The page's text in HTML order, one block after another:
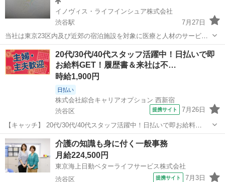
イノヴィス・ライフインシュア株式会社
渋谷駅
7月27日
当社は東京23区内及び近郊の宿泊施設を対象に医療と人材のサービス
を行っております。 シティホテル、ラグジュアリーホテル、アパート
メントホテル、ビジネスホテルに医師が駆け付ける医療サービスの一
次受付や人材サービスでは夜間にナ...
東京 渋谷区 渋谷駅 電話対応 シティホテル
20代/30代/40代スタッフ活躍中！日払いで即
お給料GET！履歴書＆来社は不…
時給1,900円
日払い
株式会社綜合キャリアオプション 西新宿
渋谷区
提携サイト 7月26日
【キャッチ】 20代/30代/40代スタッフ活躍中！日払いで即お給料
GET！履歴書＆来社は不要！自宅で完結WEB応募！高時給1900円～
2000円！データ入力/資料作成！渋谷駅エリア 【コメント】 《未経験
から就業可能なオ...
東京 渋谷区 その他
介護の知識も身に付く一般事務
月給224,500円
東京海上日動ベターライフサービス株式会社
渋谷区
提携サイト 7月3日